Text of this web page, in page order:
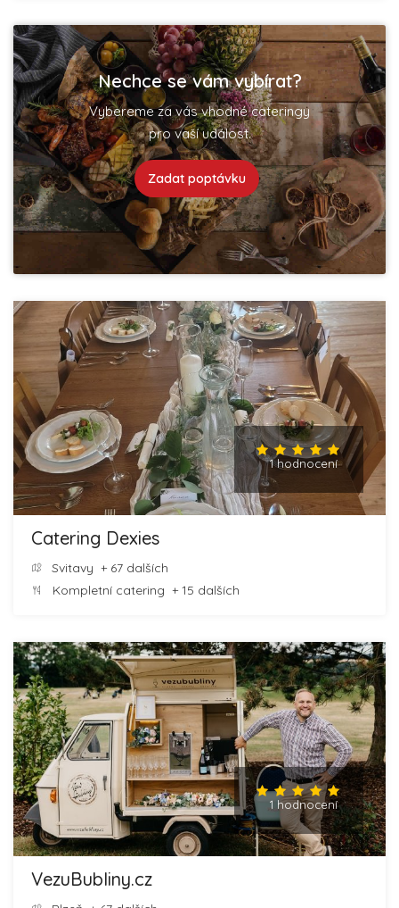
Nechce se vám vybírat?
Vybereme za vás vhodné cateringy
pro vaší událost.
Zadat poptávku
1 hodnocení
Catering Dexies
Svitavy + 67 dalších
Kompletní catering + 15 dalších
1 hodnocení
VezuBubliny.cz